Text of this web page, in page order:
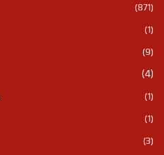
(871)
(1)
(9)
(4)
(1)
(1)
(3)